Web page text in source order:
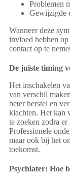
Problemen
Gewijzigde
Wanneer deze
invloed hebben
contact op te
De juiste timing
Het inschakelen
van verschil
beter herstel en
klachten. Het kan
te zoeken zodra
Professionele
maar ook bij het
toekomst.
Psychiater: Hoe